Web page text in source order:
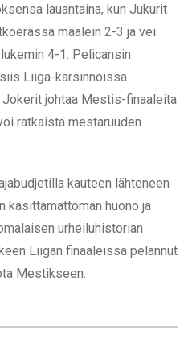
lauantaina, kun Jukurit
maalein 2-3 ja vei
4-1. Pelicansin
Liiga-karsinnoissa
johtaa Mestis-finaaleita
ratkaista mestaruuden
kauteen lähteneen
käsittämättömän huono ja
urheiluhistorian
Liigan finaaleissa pelannut
Mestikseen.